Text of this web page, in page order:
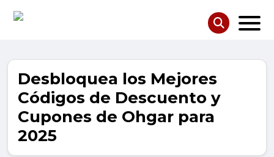
Desbloquea los Mejores
Códigos de Descuento y
Cupones de Ohgar para
2025